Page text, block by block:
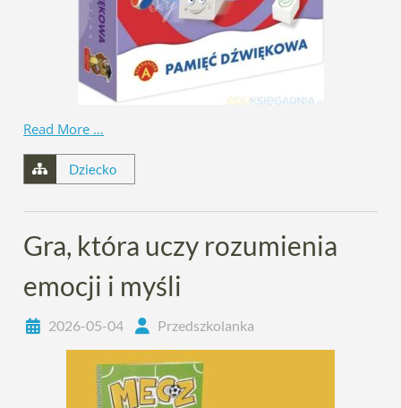
Read More …
Dziecko
Gra, która uczy rozumienia
emocji i myśli
2026-05-04 Przedszkolanka